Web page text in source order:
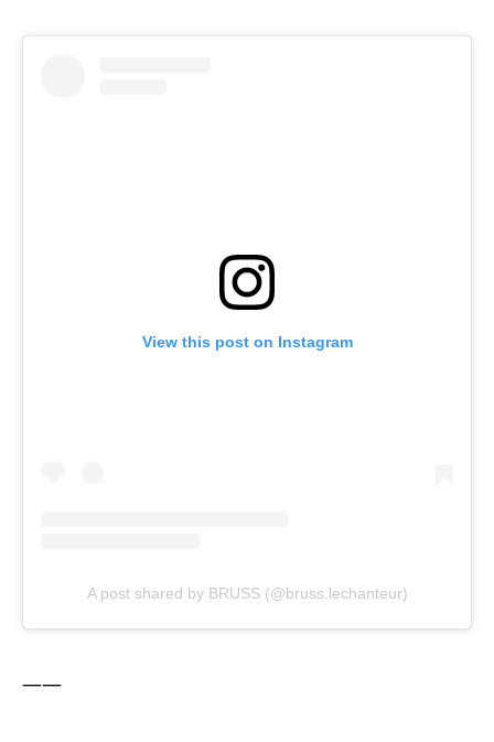
View this post on Instagram
A post shared by BRUSS (@bruss.lechanteur)
——